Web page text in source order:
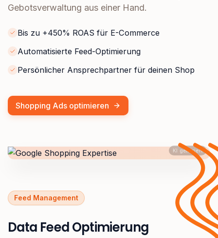
Gebotsverwaltung aus einer Hand.
Bis zu +450% ROAS für E-Commerce
Automatisierte Feed-Optimierung
Persönlicher Ansprechpartner für deinen Shop
Shopping Ads optimieren
KI generiert
Feed Management
Data Feed Optimierung